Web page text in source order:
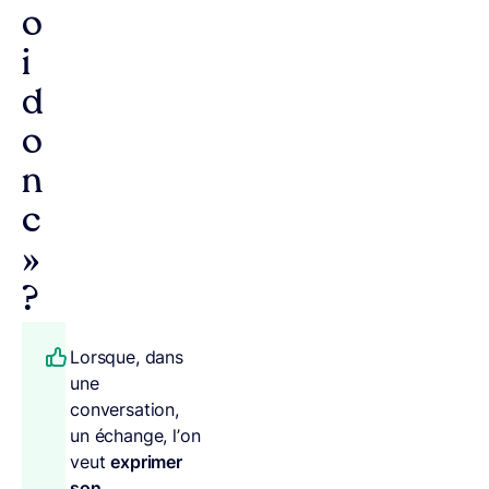
o
i
d
o
n
c
»
?
Lorsque, dans
une
conversation,
un échange, l’on
veutexprimer